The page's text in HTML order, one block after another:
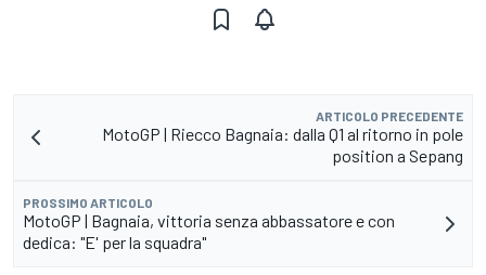
ARTICOLO PRECEDENTE
MotoGP | Riecco Bagnaia: dalla Q1 al ritorno in pole
position a Sepang
PROSSIMO ARTICOLO
MotoGP | Bagnaia, vittoria senza abbassatore e con
dedica: "E' per la squadra"